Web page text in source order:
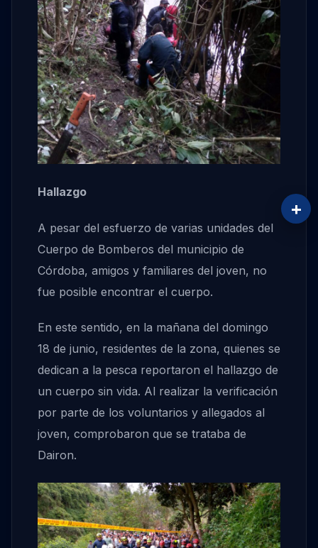
Hallazgo
A pesar del esfuerzo de varias unidades del
Cuerpo de Bomberos del municipio de
Córdoba, amigos y familiares del joven, no
fue posible encontrar el cuerpo.
En este sentido, en la mañana del domingo
18 de junio, residentes de la zona, quienes se
dedican a la pesca reportaron el hallazgo de
un cuerpo sin vida. Al realizar la verificación
por parte de los voluntarios y allegados al
joven, comprobaron que se trataba de
Dairon.
+